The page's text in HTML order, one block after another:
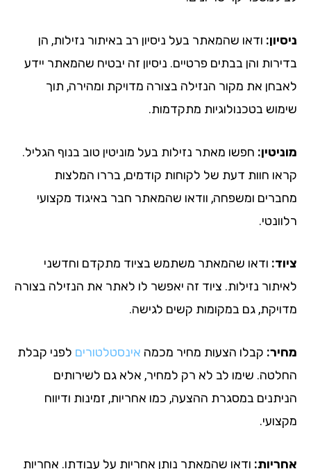
ודאו שהמאתר בעל ניסיון רב באיתור נזילות, הן
והן בבתים פרטיים. ניסיון זה יבטיח שהמאתר יידע
את מקור הנזילה בצורה מדויקת ומהירה, תוך
בטכנולוגיות מתקדמות.
חפשו מאתר נזילות בעל מוניטין טוב בנוף הגליל.
חוות דעת של לקוחות קודמים, בררו המלצות
ומשפחה, וודאו שהמאתר חבר באיגוד מקצועי
ודאו שהמאתר משתמש בציוד מתקדם וחדשני
נזילות. ציוד זה יאפשר לו לאתר את הנזילה בצורה
גם במקומות קשים לגישה.
קבלו הצעות מחיר מכמהאינסטלטוריםלפני קבלת
שימו לב לא רק למחיר, אלא גם לשירותים
במסגרת ההצעה, כמו אחריות, זמינות ודיווח
ודאו שהמאתר נותן אחריות על עבודתו. אחריות